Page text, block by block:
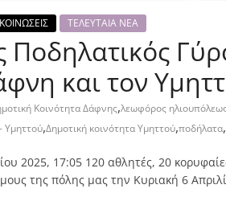
ΤΕΛΕΥΤΑΙΑ ΝΕΑ
Ποδηλατικός
και τον
Κοινότητα Δάφνης,λεωφόρος
Υμηττού,Δημοτική κοινότητα Υμηττού,ποδήλατα,
2025, 17:05 120 αθλητές, 20
της πόλης μας την Κυριακή 6